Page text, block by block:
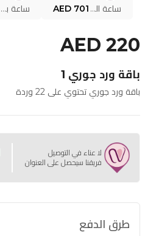
ساعة البوليس الذكية MY.AVATAR PEIUN0000101 AED 701 ساعة بوليس للرجال PEWJG0005002
AED 220
باقة ورد جوري 1
باقة ورد جوري تحتوي على 22 وردة
لا عناء في التوصيل
فريقنا سيحصل على العنوان
طرق الدفع